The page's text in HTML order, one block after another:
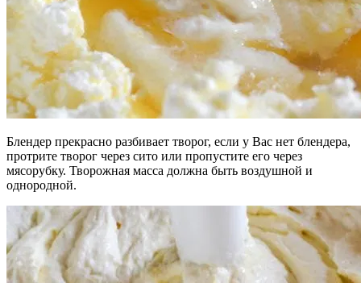
Блендер прекрасно разбивает творог, если у Вас нет блендера,
протрите творог через сито или пропустите его через
мясорубку. Творожная масса должна быть воздушной и
однородной.